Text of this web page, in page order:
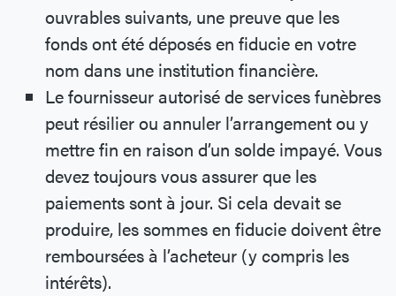
ouvrables suivants, une preuve que les
fonds ont été déposés en fiducie en votre
nom dans une institution financière.
Le fournisseur autorisé de services funèbres
peut résilier ou annuler l’arrangement ou y
mettre fin en raison d’un solde impayé. Vous
devez toujours vous assurer que les
paiements sont à jour. Si cela devait se
produire, les sommes en fiducie doivent être
remboursées à l’acheteur (y compris les
intérêts).